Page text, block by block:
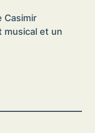
Casimir
musical et un